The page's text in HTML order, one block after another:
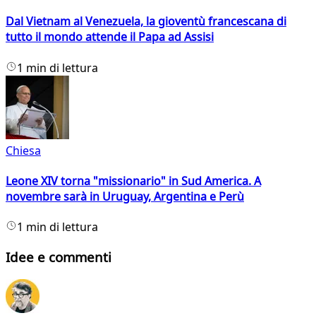
Dal Vietnam al Venezuela, la gioventù francescana di
tutto il mondo attende il Papa ad Assisi
1 min di lettura
Chiesa
Leone XIV torna "missionario" in Sud America. A
novembre sarà in Uruguay, Argentina e Perù
1 min di lettura
Idee e commenti